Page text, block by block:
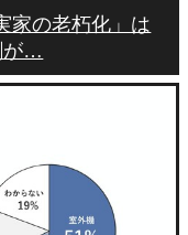
家の老朽化」は
が…